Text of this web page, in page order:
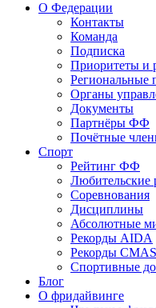
О Федерации
Контакты
Команда
Подписка
Приоритеты и
Региональные
Органы
Документы
Партнёры ФФ
Почётные
Спорт
Рейтинг ФФ
Любительские
Соревнования
Дисциплины
Абсолютные
Рекорды AIDA
Рекорды CMAS
Спортивные
Блог
О фридайвинге